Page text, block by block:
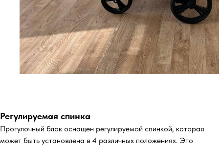
Регулируемая спинка
Прогулочный блок оснащен регулируемой спинкой, которая
может быть установлена в 4 различных положениях. Это